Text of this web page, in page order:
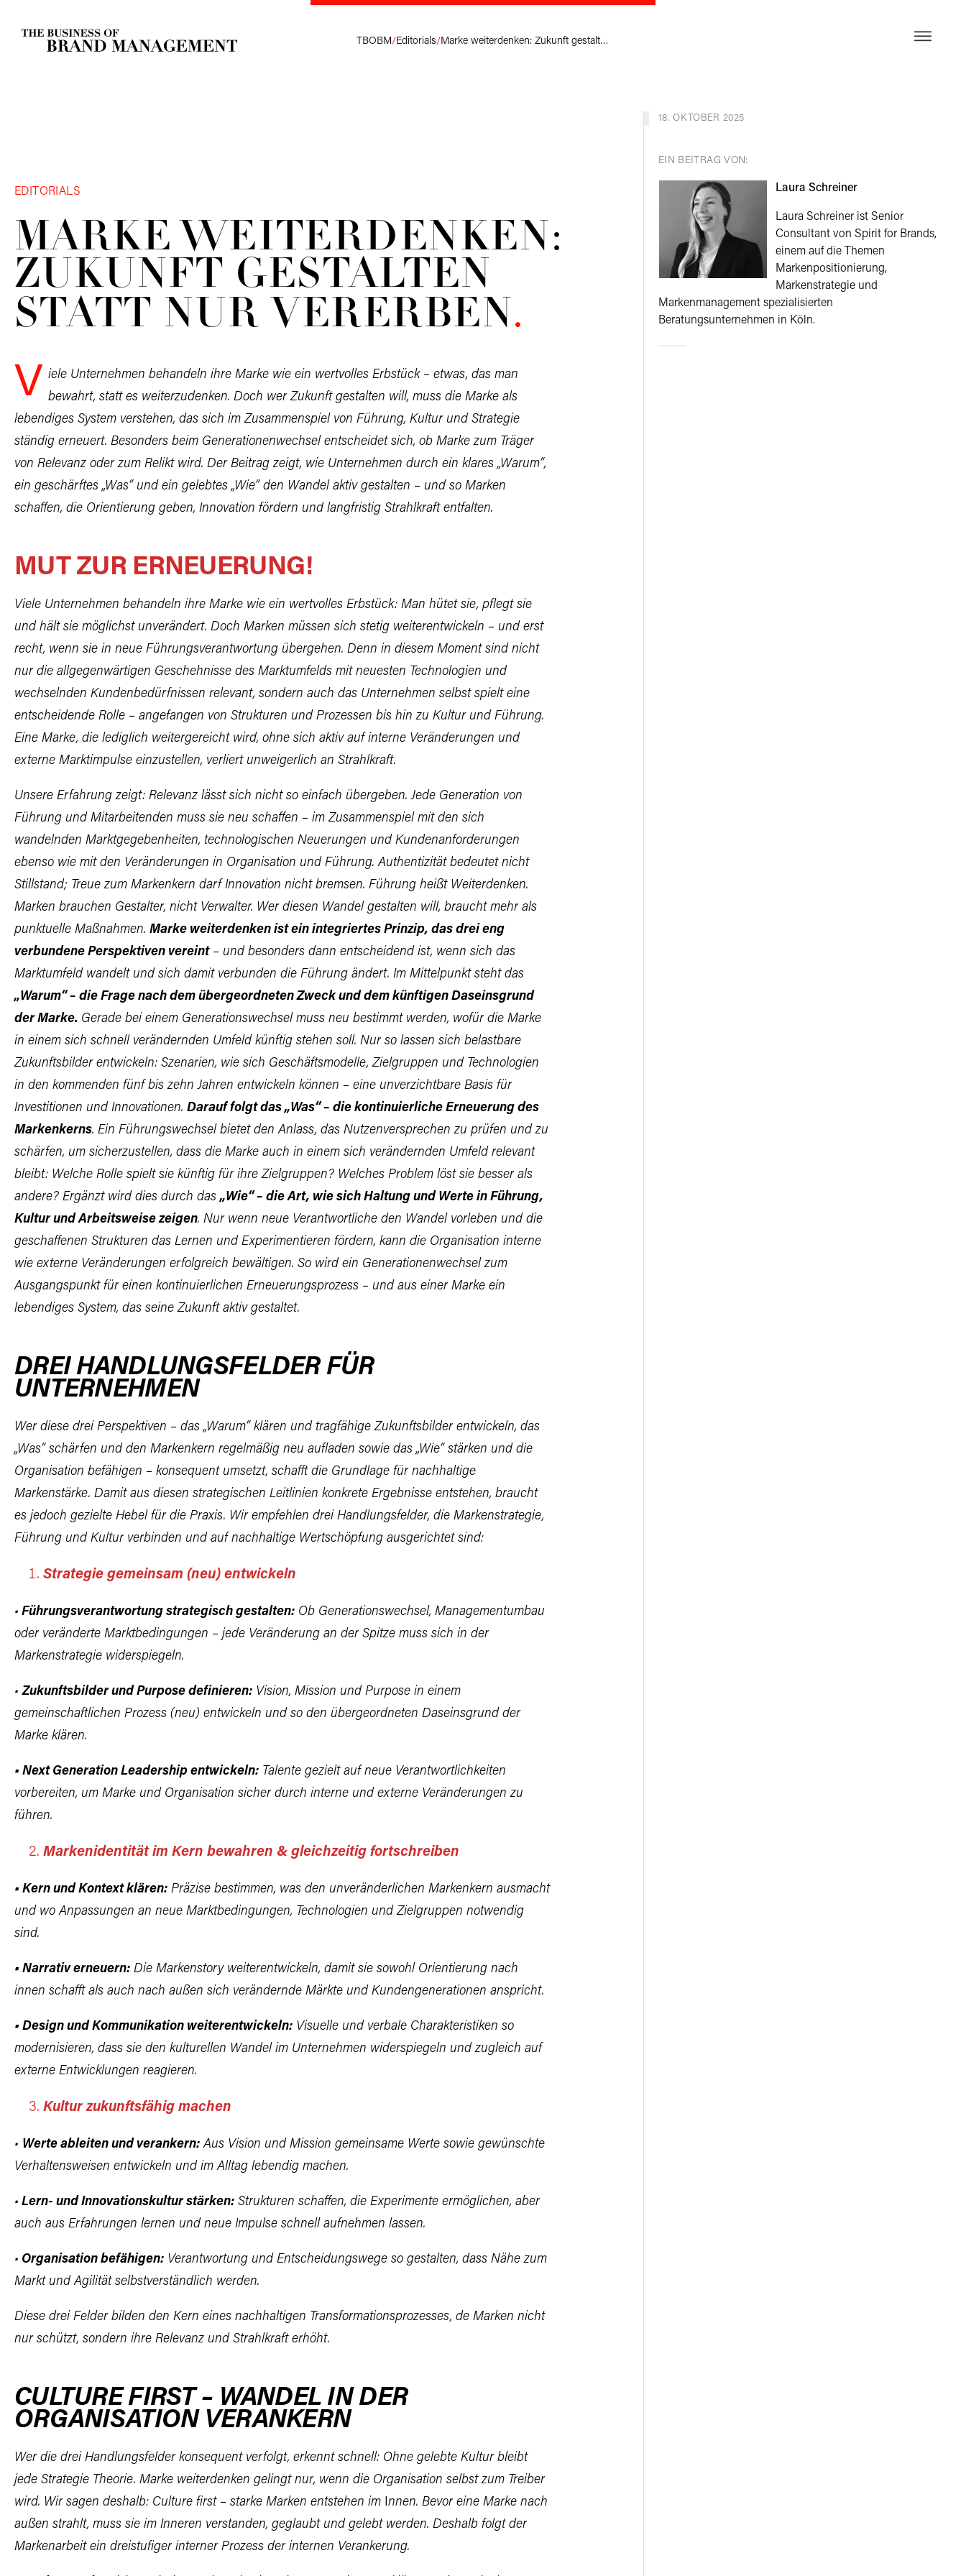
TBOBM/Editorials/ Marke weiterdenken: Zukunft gestalten statt nur vererben. EN
EDITORIALS
MARKE WEITERDENKEN:
ZUKUNFT GESTALTEN
STATT NUR VERERBEN.
V iele Unternehmen behandeln ihre Marke wie ein wertvolles Erbstück – etwas, das man
bewahrt, statt es weiterzudenken. Doch wer Zukunft gestalten will, muss die Marke als
lebendiges System verstehen, das sich im Zusammenspiel von Führung, Kultur und Strategie
ständig erneuert. Besonders beim Generationenwechsel entscheidet sich, ob Marke zum Träger
von Relevanz oder zum Relikt wird. Der Beitrag zeigt, wie Unternehmen durch ein klares „Warum“,
ein geschärftes „Was“ und ein gelebtes „Wie“ den Wandel aktiv gestalten – und so Marken
schaffen, die Orientierung geben, Innovation fördern und langfristig Strahlkraft entfalten.
MUT ZUR ERNEUERUNG!
Viele Unternehmen behandeln ihre Marke wie ein wertvolles Erbstück: Man hütet sie, pflegt sie
und hält sie möglichst unverändert. Doch Marken müssen sich stetig weiterentwickeln – und erst
recht, wenn sie in neue Führungsverantwortung übergehen. Denn in diesem Moment sind nicht
nur die allgegenwärtigen Geschehnisse des Marktumfelds mit neuesten Technologien und
wechselnden Kundenbedürfnissen relevant, sondern auch das Unternehmen selbst spielt eine
entscheidende Rolle – angefangen von Strukturen und Prozessen bis hin zu Kultur und Führung.
Eine Marke, die lediglich weitergereicht wird, ohne sich aktiv auf interne Veränderungen und
externe Marktimpulse einzustellen, verliert unweigerlich an Strahlkraft.
Unsere Erfahrung zeigt: Relevanz lässt sich nicht so einfach übergeben. Jede Generation von
Führung und Mitarbeitenden muss sie neu schaffen – im Zusammenspiel mit den sich
wandelnden Marktgegebenheiten, technologischen Neuerungen und Kundenanforderungen
ebenso wie mit den Veränderungen in Organisation und Führung. Authentizität bedeutet nicht
Stillstand; Treue zum Markenkern darf Innovation nicht bremsen. Führung heißt Weiterdenken.
Marken brauchen Gestalter, nicht Verwalter. Wer diesen Wandel gestalten will, braucht mehr als
punktuelle Maßnahmen.Marke weiterdenken ist ein integriertes Prinzip, das drei eng
verbundene Perspektiven vereint– und besonders dann entscheidend ist, wenn sich das
Marktumfeld wandelt und sich damit verbunden die Führung ändert. Im Mittelpunkt steht das
„Warum“ – die Frage nach dem übergeordneten Zweck und dem künftigen Daseinsgrund
der Marke. Gerade bei einem Generationswechsel muss neu bestimmt werden, wofür die Marke
in einem sich schnell verändernden Umfeld künftig stehen soll. Nur so lassen sich belastbare
Zukunftsbilder entwickeln: Szenarien, wie sich Geschäftsmodelle, Zielgruppen und Technologien
in den kommenden fünf bis zehn Jahren entwickeln können – eine unverzichtbare Basis für
Investitionen und Innovationen.Darauf folgt das „Was“ – die kontinuierliche Erneuerung des
Markenkerns. Ein Führungswechsel bietet den Anlass, das Nutzenversprechen zu prüfen und zu
schärfen, um sicherzustellen, dass die Marke auch in einem sich verändernden Umfeld relevant
bleibt: Welche Rolle spielt sie künftig für ihre Zielgruppen? Welches Problem löst sie besser als
andere? Ergänzt wird dies durch das„Wie“ – die Art, wie sich Haltung und Werte in Führung,
Kultur und Arbeitsweise zeigen. Nur wenn neue Verantwortliche den Wandel vorleben und die
geschaffenen Strukturen das Lernen und Experimentieren fördern, kann die Organisation interne
wie externe Veränderungen erfolgreich bewältigen. So wird ein Generationenwechsel zum
Ausgangspunkt für einen kontinuierlichen Erneuerungsprozess – und aus einer Marke ein
lebendiges System, das seine Zukunft aktiv gestaltet.
DREI HANDLUNGSFELDER FÜR
UNTERNEHMEN
Wer diese drei Perspektiven – das „Warum“ klären und tragfähige Zukunftsbilder entwickeln, das
„Was“ schärfen und den Markenkern regelmäßig neu aufladen sowie das „Wie“ stärken und die
Organisation befähigen – konsequent umsetzt, schafft die Grundlage für nachhaltige
Markenstärke. Damit aus diesen strategischen Leitlinien konkrete Ergebnisse entstehen, braucht
es jedoch gezielte Hebel für die Praxis. Wir empfehlen drei Handlungsfelder, die Markenstrategie,
Führung und Kultur verbinden und auf nachhaltige Wertschöpfung ausgerichtet sind:
Strategie gemeinsam (neu) entwickeln
• Führungsverantwortung strategisch gestalten: Ob Generationswechsel, Managementumbau
oder veränderte Marktbedingungen – jede Veränderung an der Spitze muss sich in der
Markenstrategie widerspiegeln.
•Zukunftsbilder und Purpose definieren: Vision, Mission und Purpose in einem
gemeinschaftlichen Prozess (neu) entwickeln und so den übergeordneten Daseinsgrund der
Marke klären.
• Next Generation Leadership entwickeln: Talente gezielt auf neue Verantwortlichkeiten
vorbereiten, um Marke und Organisation sicher durch interne und externe Veränderungen zu
führen.
Markenidentität im Kern bewahren & gleichzeitig fortschreiben
• Kern und Kontext klären: Präzise bestimmen, was den unveränderlichen Markenkern ausmacht
und wo Anpassungen an neue Marktbedingungen, Technologien und Zielgruppen notwendig
sind.
• Narrativ erneuern: Die Markenstory weiterentwickeln, damit sie sowohl Orientierung nach
innen schafft als auch nach außen sich verändernde Märkte und Kundengenerationen anspricht.
• Design und Kommunikation weiterentwickeln: Visuelle und verbale Charakteristiken so
modernisieren, dass sie den kulturellen Wandel im Unternehmen widerspiegeln und zugleich auf
externe Entwicklungen reagieren.
Kultur zukunftsfähig machen
• Werte ableiten und verankern: Aus Vision und Mission gemeinsame Werte sowie gewünschte
Verhaltensweisen entwickeln und im Alltag lebendig machen.
• Lern- und Innovationskultur stärken: Strukturen schaffen, die Experimente ermöglichen, aber
auch aus Erfahrungen lernen und neue Impulse schnell aufnehmen lassen.
• Organisation befähigen: Verantwortung und Entscheidungswege so gestalten, dass Nähe zum
Markt und Agilität selbstverständlich werden.
Diese drei Felder bilden den Kern eines nachhaltigen Transformationsprozesses, de Marken nicht
nur schützt, sondern ihre Relevanz und Strahlkraft erhöht.
CULTURE FIRST – WANDEL IN DER
ORGANISATION VERANKERN
Wer die drei Handlungsfelder konsequent verfolgt, erkennt schnell: Ohne gelebte Kultur bleibt
jede Strategie Theorie. Marke weiterdenken gelingt nur, wenn die Organisation selbst zum Treiber
wird. Wir sagen deshalb: Culture first – starke Marken entstehen im Innen. Bevor eine Marke nach
außen strahlt, muss sie im Inneren verstanden, geglaubt und gelebt werden. Deshalb folgt der
Markenarbeit ein dreistufiger interner Prozess der internen Verankerung.
18. OKTOBER 2025
EIN BEITRAG VON:
Laura Schreiner
Laura Schreiner ist Senior
Consultant von Spirit for Brands,
einem auf die Themen
Markenpositionierung,
Markenstrategie und
Markenmanagement spezialisierten
Beratungsunternehmen in Köln.